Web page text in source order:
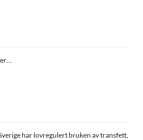
har lovregulert bruken av transfett,